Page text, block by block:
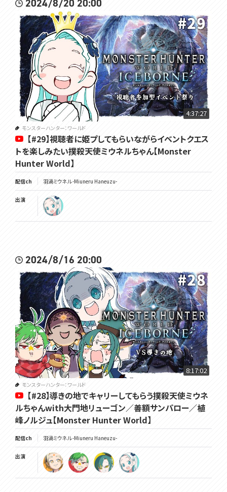
2024/8/20 20:00
4:37:27
モンスターハンター：ワールド
【#29】視聴者に姫プしてもらいながらイベントクエス
トを楽しみたい撲殺天使ミウネルちゃん【Monster
Hunter World】
配信ch 羽渦ミウネル -Miuneru Haneuzu-
出演
2024/8/16 20:00
8:17:02
モンスターハンター：ワールド
【#28】導きの地でキャリーしてもらう撲殺天使ミウネ
ルちゃんwith大門地リューゴン／善額サンパロー／植
峰ノルジュ【Monster Hunter World】
配信ch 羽渦ミウネル -Miuneru Haneuzu-
出演